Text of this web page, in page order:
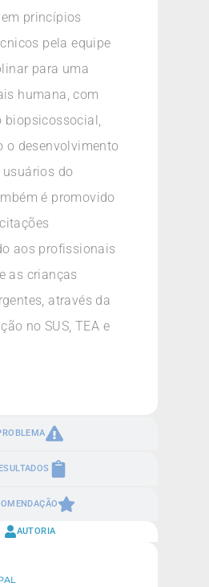
princípios
pela equipe
para uma
humana, com
biopsicossocial,
o desenvolvimento
do
é promovido
aos profissionais
as crianças
através da
no SUS, TEA e
AUTORIA